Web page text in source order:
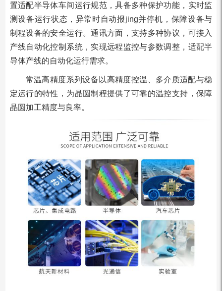
置适配半导体车间运行规范，具备多种保护功能，实时监
测设备运行状态，异常时自动报jing并停机，保障设备与
制程设备的安全运行。通讯方面，支持多种协议，可接入
产线自动化控制系统，实现远程监控与参数调整，适配半
导体产线的自动化运行需求。
常温高精度系列设备以高精度控温、多介质适配与稳
定运行的特性，为晶圆制程提供了可靠的温控支持，保障
晶圆加工精度与良率。